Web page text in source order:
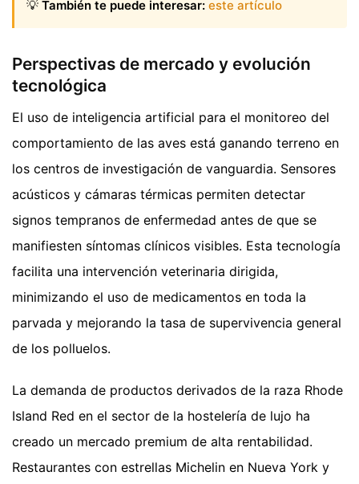
💡 También te puede interesar: este artículo
Perspectivas de mercado y evolución
tecnológica
El uso de inteligencia artificial para el monitoreo del
comportamiento de las aves está ganando terreno en
los centros de investigación de vanguardia. Sensores
acústicos y cámaras térmicas permiten detectar
signos tempranos de enfermedad antes de que se
manifiesten síntomas clínicos visibles. Esta tecnología
facilita una intervención veterinaria dirigida,
minimizando el uso de medicamentos en toda la
parvada y mejorando la tasa de supervivencia general
de los polluelos.
La demanda de productos derivados de la raza Rhode
Island Red en el sector de la hostelería de lujo ha
creado un mercado premium de alta rentabilidad.
Restaurantes con estrellas Michelin en Nueva York y